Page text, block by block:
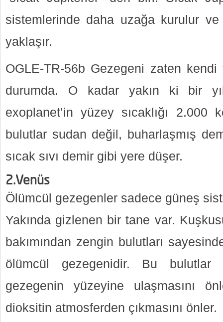
sistemlerinde daha uzağa kurulur ve
yaklaşır.
OGLE-TR-56b Gezegeni zaten kendi
durumda. O kadar yakın ki bir
exoplanet’in yüzey sıcaklığı 2.000
bulutlar sudan değil, buharlaşmış
sıcak sıvı demir gibi yere düşer.
2.Venüs
Ölümcül gezegenler sadece güneş
Yakında gizlenen bir tane var.
bakımından zengin bulutları
ölümcül gezegenidir. Bu bulutlar
gezegenin yüzeyine ulaşmasını
dioksitin atmosferden çıkmasını önler.